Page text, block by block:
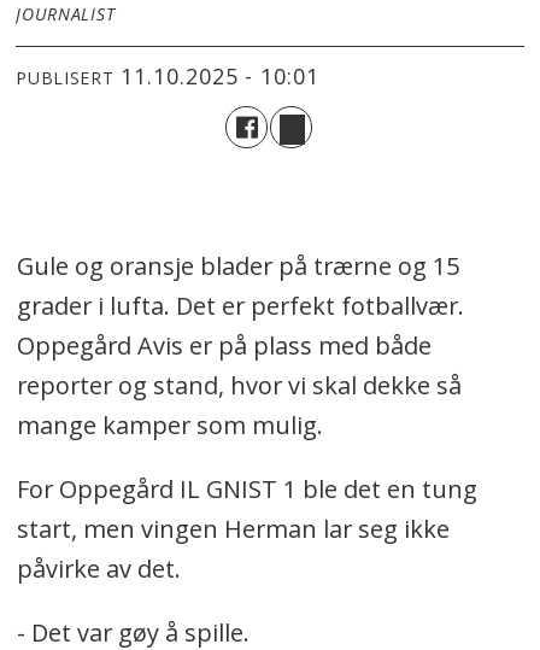
JOURNALIST
PUBLISERT 11.10.2025 - 10:01
Gule og oransje blader på trærne og 15
grader i lufta. Det er perfekt fotballvær.
Oppegård Avis er på plass med både
reporter og stand, hvor vi skal dekke så
mange kamper som mulig.
For Oppegård IL GNIST 1 ble det en tung
start, men vingen Herman lar seg ikke
påvirke av det.
- Det var gøy å spille.